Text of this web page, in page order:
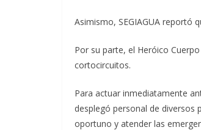
Asimismo, SEGIAGUA reportó
Por su parte, el Heróico
cortocircuitos.
Para actuar inmediatamente
desplegó personal de diversos
oportuno y atender las